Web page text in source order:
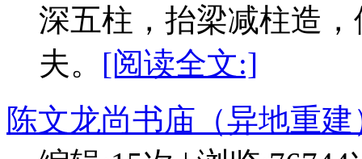
深五柱，抬梁减柱造
夫。 [阅读全文:]
陈文龙尚书庙（异地重建